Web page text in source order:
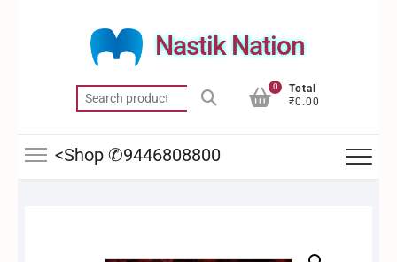
Nastik Nation
Search
for:
0
Total
₹0.00
<Shop ✆9446808800